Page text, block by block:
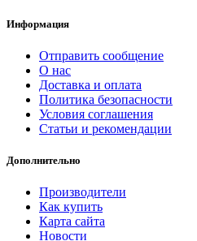
Информация
Отправить сообщение
О нас
Доставка и оплата
Политика безопасности
Условия соглашения
Статьи и рекомендации
Дополнительно
Производители
Как купить
Карта сайта
Новости